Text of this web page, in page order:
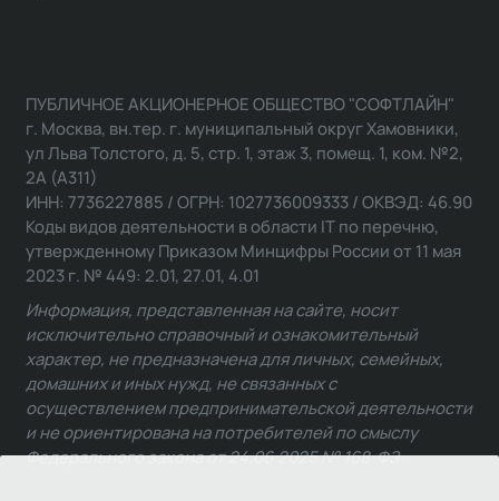
ПУБЛИЧНОЕ АКЦИОНЕРНОЕ ОБЩЕСТВО "СОФТЛАЙН"
г. Москва, вн.тер. г. муниципальный округ Хамовники,
ул Льва Толстого, д. 5, стр. 1, этаж 3, помещ. 1, ком. №2,
2А (А311)
ИНН: 7736227885 / ОГРН: 1027736009333 / ОКВЭД: 46.90
Коды видов деятельности в области IT по перечню,
утвержденному Приказом Минцифры России от 11 мая
2023 г. № 449: 2.01, 27.01, 4.01
Информация, представленная на сайте, носит
исключительно справочный и ознакомительный
характер, не предназначена для личных, семейных,
домашних и иных нужд, не связанных с
осуществлением предпринимательской деятельности
и не ориентирована на потребителей по смыслу
Федерального закона от 24.06.2025 № 168-ФЗ.